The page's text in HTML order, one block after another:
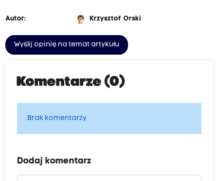
Autor: Krzysztof Orski
Wyślij opinię na temat artykułu
Komentarze (0)
Brak komentarzy
Dodaj komentarz